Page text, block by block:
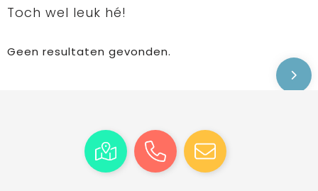
Toch wel leuk hé!
Geen resultaten gevonden.